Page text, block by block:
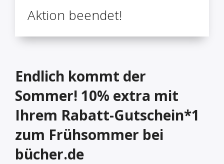
Aktion beendet!
Endlich kommt der
Sommer! 10% extra mit
Ihrem Rabatt-Gutschein*1
zum Frühsommer bei
bücher.de